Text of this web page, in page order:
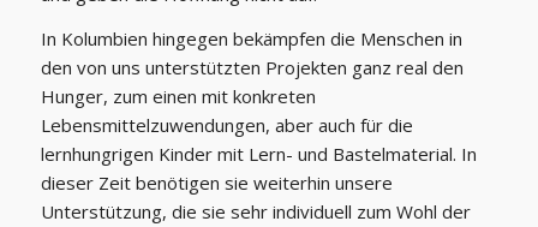
In Kolumbien hingegen bekämpfen die Menschen in
den von uns unterstützten Projekten ganz real den
Hunger, zum einen mit konkreten
Lebensmittelzuwendungen, aber auch für die
lernhungrigen Kinder mit Lern- und Bastelmaterial. In
dieser Zeit benötigen sie weiterhin unsere
Unterstützung, die sie sehr individuell zum Wohl der